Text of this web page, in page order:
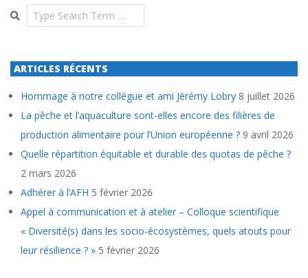
Search
ARTICLES RÉCENTS
Hommage à notre collègue et ami Jérémy Lobry 8 juillet 2026
La pêche et l’aquaculture sont-elles encore des filières de
production alimentaire pour l’Union européenne ? 9 avril 2026
Quelle répartition équitable et durable des quotas de pêche ?
2 mars 2026
Adhérer à l’AFH 5 février 2026
Appel à communication et à atelier – Colloque scientifique
« Diversité(s) dans les socio-écosystèmes, quels atouts pour
leur résilience ? » 5 février 2026